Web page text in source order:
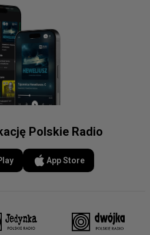
Polskie Radio
App Store